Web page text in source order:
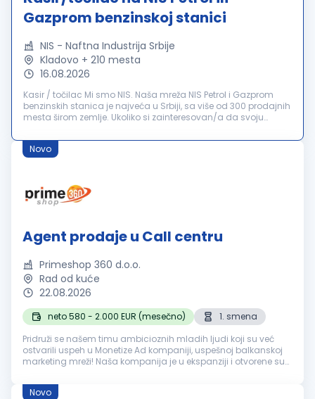
Gazprom benzinskoj stanici
NIS - Naftna Industrija Srbije
Kladovo + 210 mesta
16.08.2026
Kasir / točilac Mi smo NIS. Naša mreža NIS Petrol i Gazprom
benzinskih stanica je najveća u Srbiji, sa više od 300 prodajnih
mesta širom zemlje. Ukoliko si zainteresovan/a da svoju
Novo
Agent prodaje u Call centru
Primeshop 360 d.o.o.
Rad od kuće
22.08.2026
neto 580 - 2.000 EUR (mesečno)
1. smena
Pridruži se našem timu ambicioznih mladih ljudi koji su već
ostvarili uspeh u Monetize Ad kompaniji, uspešnoj balkanskoj
marketing mreži! Naša kompanija je u ekspanziji i otvorene su
niz godin...
Novo